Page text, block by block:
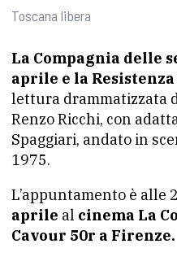
Toscana libera
La Compagnia delle
aprile e la Resistenza
lettura drammatizzata
Renzo Ricchi, con
Spaggiari, andato in
1975.
L’appuntamento è alle
aprile al cinema La
Cavour 50r a Firenze.